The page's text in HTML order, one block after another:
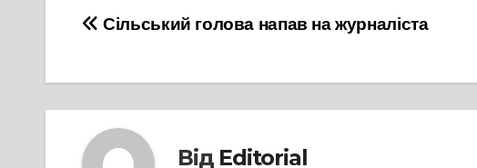
Навігація
Сільський голова напав на журналіста
Від Editorial